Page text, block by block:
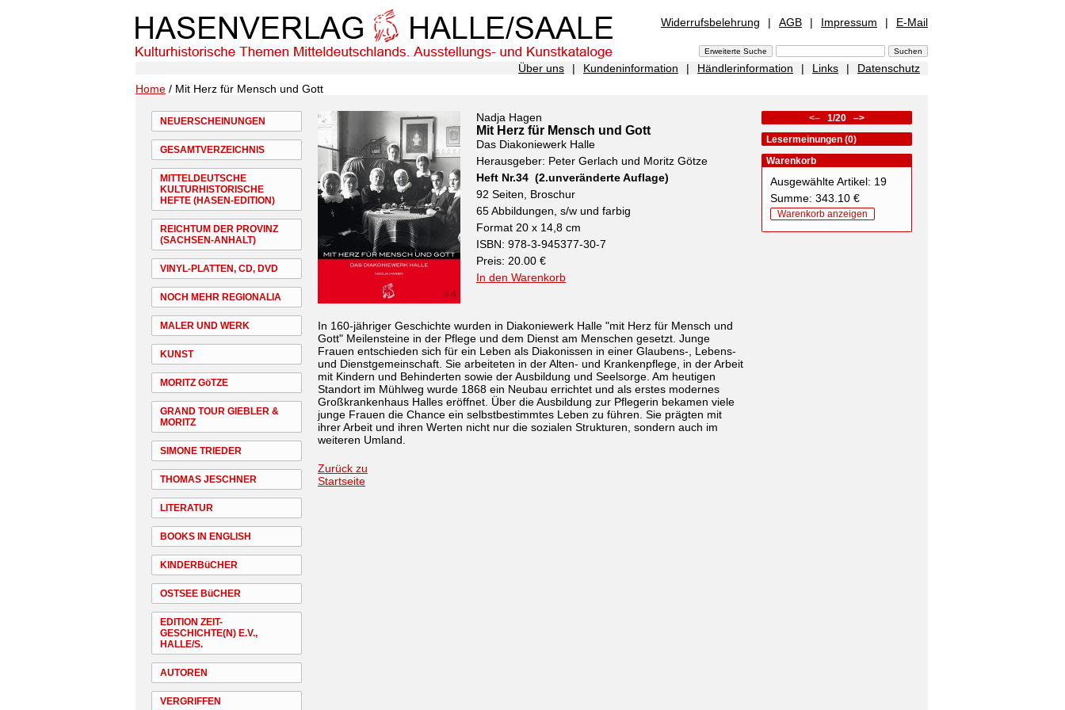
Widerrufsbelehrung | AGB | Impressum | E-Mail
Über uns | Kundeninformation | Händlerinformation | Links |
Datenschutz
Home / Mit Herz für Mensch und Gott
NEUERSCHEINUNGEN
GESAMTVERZEICHNIS
MITTELDEUTSCHE
KULTURHISTORISCHE
HEFTE (HASEN-EDITION)
REICHTUM DER PROVINZ
(SACHSEN-ANHALT)
VINYL-PLATTEN, CD, DVD
NOCH MEHR REGIONALIA
MALER UND WERK
KUNST
MORITZ GöTZE
GRAND TOUR GIEBLER &
MORITZ
SIMONE TRIEDER
THOMAS JESCHNER
LITERATUR
BOOKS IN ENGLISH
KINDERBüCHER
OSTSEE BüCHER
EDITION ZEIT-
GESCHICHTE(N) E.V.,
HALLE/S.
AUTOREN
VERGRIFFEN
Nadja Hagen
Mit Herz für Mensch und Gott
Das Diakoniewerk Halle
Herausgeber: Peter Gerlach und Moritz Götze
Heft Nr.34 (2.unveränderte Auflage)
92 Seiten, Broschur
65 Abbildungen, s/w und farbig
Format 20 x 14,8 cm
ISBN: 978-3-945377-30-7
Preis: 20.00 €
In den Warenkorb
In 160-jähriger Geschichte wurden in Diakoniewerk Halle "mit Herz für Mensch und
Gott" Meilensteine in der Pflege und dem Dienst am Menschen gesetzt. Junge
Frauen entschieden sich für ein Leben als Diakonissen in einer Glaubens-, Lebens-
und Dienstgemeinschaft. Sie arbeiteten in der Alten- und Krankenpflege, in der Arbeit
mit Kindern und Behinderten sowie der Ausbildung und Seelsorge. Am heutigen
Standort im Mühlweg wurde 1868 ein Neubau errichtet und als erstes modernes
Großkrankenhaus Halles eröffnet. Über die Ausbildung zur Pflegerin bekamen viele
junge Frauen die Chance ein selbstbestimmtes Leben zu führen. Sie prägten mit
ihrer Arbeit und ihren Werten nicht nur die sozialen Strukturen, sondern auch im
weiteren Umland.
Zurück zu
Startseite
<– 1/20 –>
Lesermeinungen (0)
Warenkorb
Ausgewählte Artikel: 19
Summe: 343.10 €
Warenkorb anzeigen